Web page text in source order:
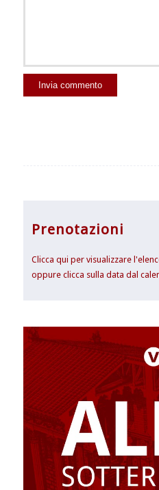
Prenotazioni
Clicca qui per visualizzare
oppure clicca sulla data dal